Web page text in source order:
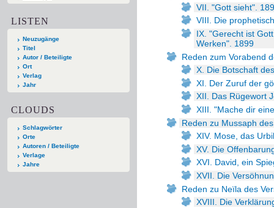
LISTEN
Neuzugänge
Titel
Autor / Beteiligte
Ort
Verlag
Jahr
CLOUDS
Schlagwörter
Orte
Autoren / Beteiligte
Verlage
Jahre
VII. "Gott sieht".
VIII. Die
IX. "Gerecht ist
Werken". 1899
Reden zum Vorabend
X. Die Botschaft
XI. Der Zuruf der
XII. Das Rügewort
XIII. "Mache dir
Reden zu Mussaph
XIV. Mose, das
XV. Die
XVI. David, ein
XVII. Die
Reden zu Neïla des
XVIII. Die